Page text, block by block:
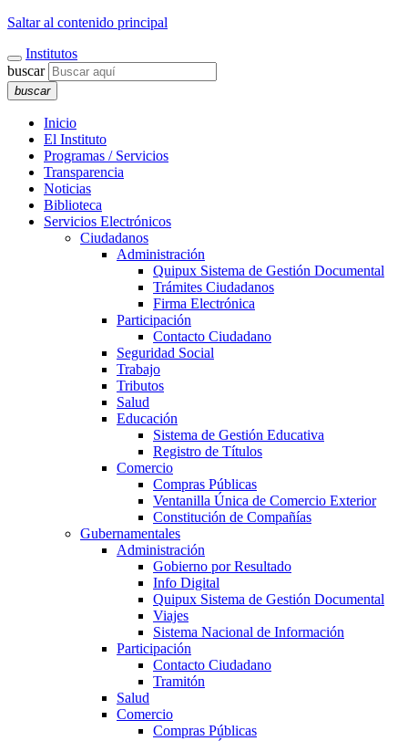
Saltar al contenido principal
Institutos
buscar
buscar
Inicio
El Instituto
Programas / Servicios
Transparencia
Noticias
Biblioteca
Servicios Electrónicos
Ciudadanos
Administración
Quipux Sistema de Gestión Documental
Trámites Ciudadanos
Firma Electrónica
Participación
Contacto Ciudadano
Seguridad Social
Trabajo
Tributos
Salud
Educación
Sistema de Gestión Educativa
Registro de Títulos
Comercio
Compras Públicas
Ventanilla Única de Comercio Exterior
Constitución de Compañías
Gubernamentales
Administración
Gobierno por Resultado
Info Digital
Quipux Sistema de Gestión Documental
Viajes
Sistema Nacional de Información
Participación
Contacto Ciudadano
Tramitón
Salud
Comercio
Compras Públicas